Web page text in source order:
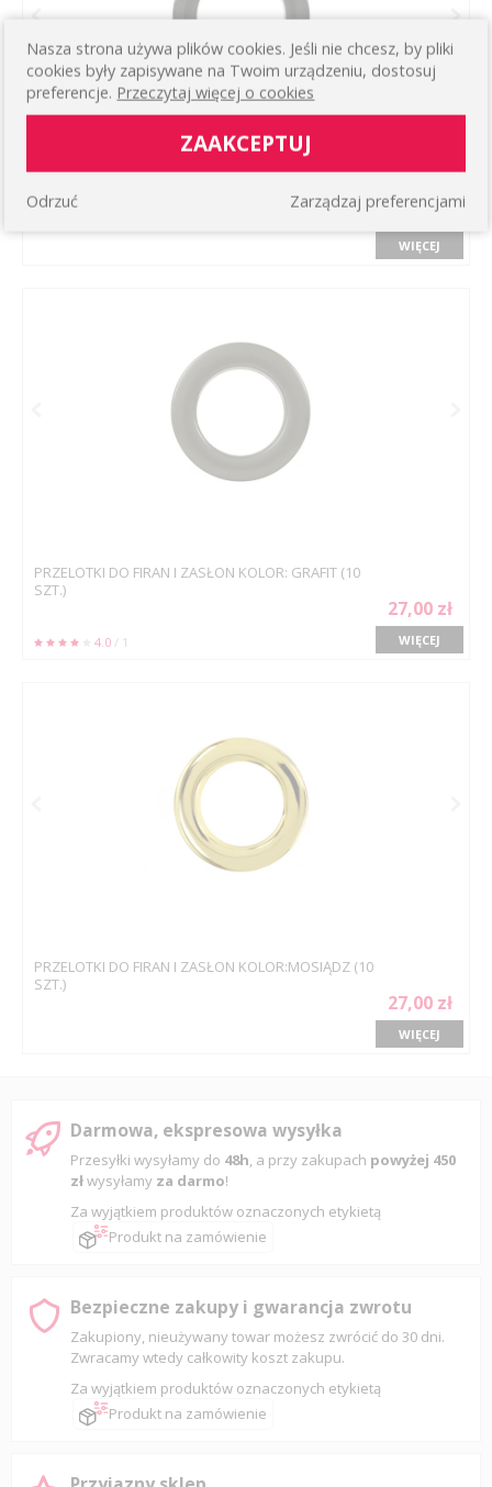
PRZELOTKI DO FIRAN I ZASŁON KOLOR: CZARNY (10
SZT.)
27,00 zł
WIĘCEJ
PRZELOTKI DO FIRAN I ZASŁON KOLOR: GRAFIT (10
SZT.)
4.0 / 1
27,00 zł
WIĘCEJ
PRZELOTKI DO FIRAN I ZASŁON KOLOR:MOSIĄDZ (10
SZT.)
27,00 zł
WIĘCEJ
Darmowa, ekspresowa wysyłka
Przesyłki wysyłamy do 48h, a przy zakupach powyżej 450
złwysyłamy za darmo!
Za wyjątkiem produktów oznaczonych etykietą
Produkt na zamówienie
Bezpieczne zakupy i gwarancja zwrotu
Zakupiony, nieużywany towar możesz zwrócić do 30 dni.
Zwracamy wtedy całkowity koszt zakupu.
Za wyjątkiem produktów oznaczonych etykietą
Produkt na zamówienie
Nasza strona używa plików cookies. Jeśli nie chcesz, by pliki
cookies były zapisywane na Twoim urządzeniu, dostosuj
preferencje. Przeczytaj więcej o cookies
ZAAKCEPTUJ
Zarządzaj preferencjami
Odrzuć